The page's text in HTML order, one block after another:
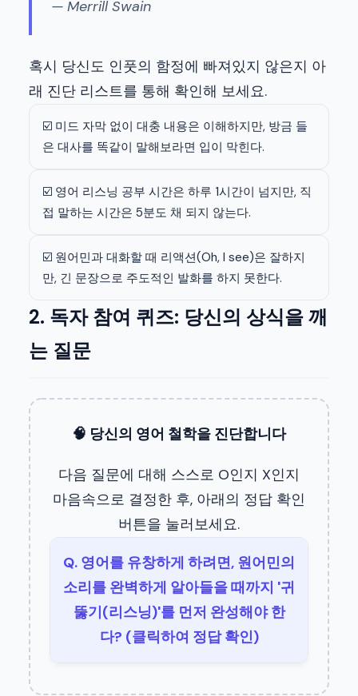
— Merrill Swain
혹시 당신도 인풋의 함정에 빠져있지 않은지 아
래 진단 리스트를 통해 확인해 보세요.
☑️ 미드 자막 없이 대충 내용은 이해하지만, 방금 들
은 대사를 똑같이 말해보라면 입이 막힌다.
☑️ 영어 리스닝 공부 시간은 하루 1시간이 넘지만, 직
접 말하는 시간은 5분도 채 되지 않는다.
☑️ 원어민과 대화할 때 리액션(Oh, I see)은 잘하지
만, 긴 문장으로 주도적인 발화를 하지 못한다.
2. 독자 참여 퀴즈: 당신의 상식을 깨
는 질문
🧠 당신의 영어 철학을 진단합니다
다음 질문에 대해 스스로 O인지 X인지
마음속으로 결정한 후, 아래의 정답 확인
버튼을 눌러보세요.
Q. 영어를 유창하게 하려면, 원어민의
소리를 완벽하게 알아들을 때까지 '귀
뚫기(리스닝)'를 먼저 완성해야 한
다? (클릭하여 정답 확인)